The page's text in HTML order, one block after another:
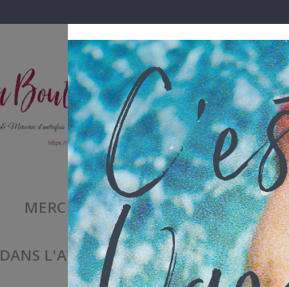
MERCERIE CREATIVE - 50 % PROMO !
DANS L'ATELIER DES FEES